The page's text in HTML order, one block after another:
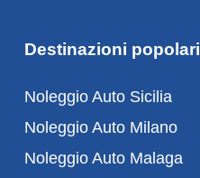
Destinazioni popolari
Noleggio Auto Sicilia
Noleggio Auto Milano
Noleggio Auto Malaga